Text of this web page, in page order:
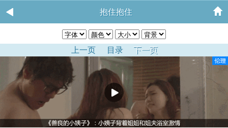
抱住抱住
上一页 目录 下一页